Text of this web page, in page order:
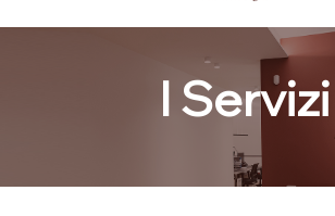
I Servizi